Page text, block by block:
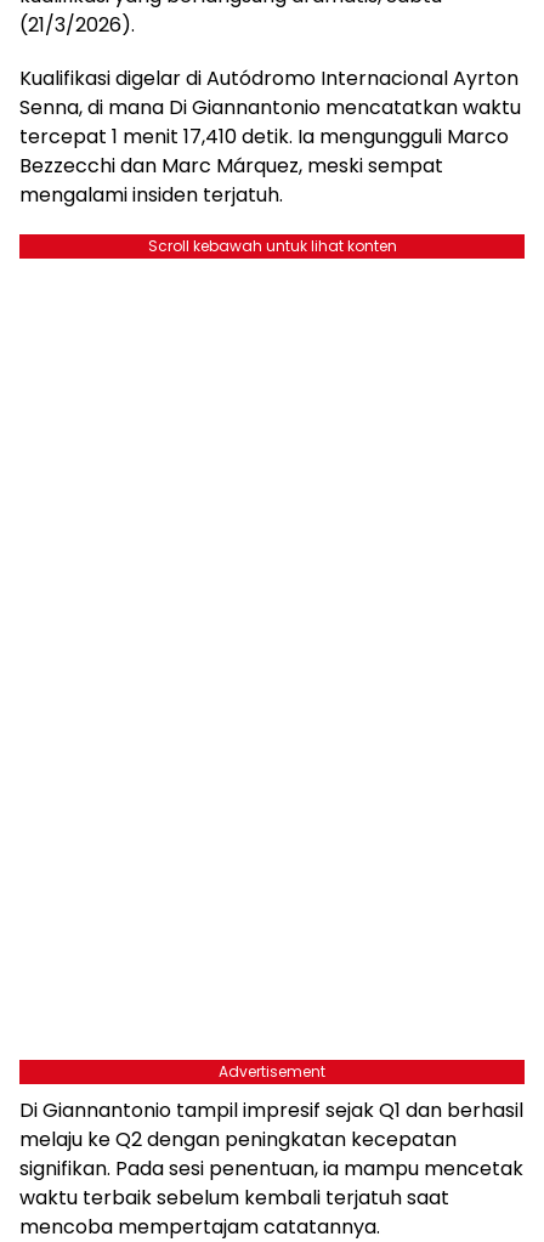
(21/3/2026).
Kualifikasi digelar di Autódromo Internacional Ayrton
Senna, di mana Di Giannantonio mencatatkan waktu
tercepat 1 menit 17,410 detik. Ia mengungguli Marco
Bezzecchi dan Marc Márquez, meski sempat
mengalami insiden terjatuh.
Scroll kebawah untuk lihat konten
Advertisement
Di Giannantonio tampil impresif sejak Q1 dan berhasil
melaju ke Q2 dengan peningkatan kecepatan
signifikan. Pada sesi penentuan, ia mampu mencetak
waktu terbaik sebelum kembali terjatuh saat
mencoba mempertajam catatannya.